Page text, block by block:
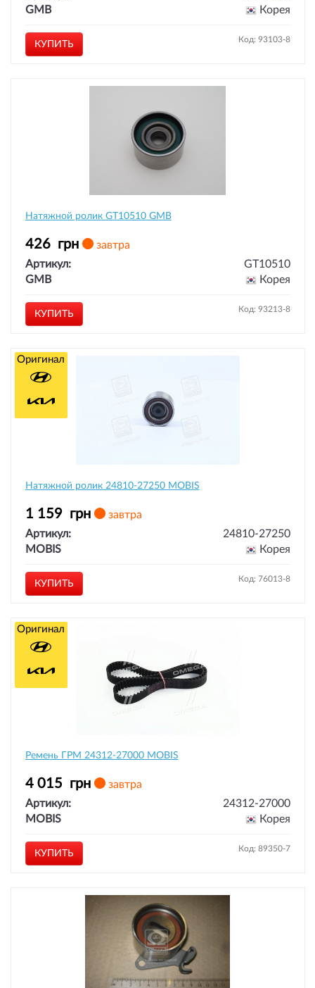
GMB
Корея
КУПИТЬ Код: 93103-8
Натяжной ролик GT10510 GMB
426 грн
завтра
Артикул:
GT10510
GMB
Корея
КУПИТЬ Код: 93213-8
Натяжной ролик 24810-27250 MOBIS
1 159 грн
завтра
Артикул:
24810-27250
MOBIS
Корея
КУПИТЬ Код: 76013-8
Оригинал
Ремень ГРМ 24312-27000 MOBIS
4 015 грн
завтра
Артикул:
24312-27000
MOBIS
Корея
КУПИТЬ Код: 89350-7
Оригинал